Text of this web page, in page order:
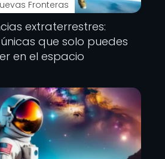
Fronteras
extraterrestres:
que solo puedes
en el espacio